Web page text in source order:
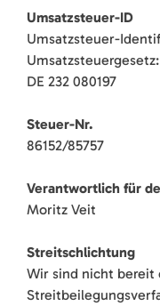
Umsatzsteuer-ID
Umsatzsteuer-
Umsatzsteuergesetz:
DE 232 080197
Steuer-Nr.
86152/85757
Verantwortlich für
Moritz Veit
Streitschlichtung
Wir sind nicht